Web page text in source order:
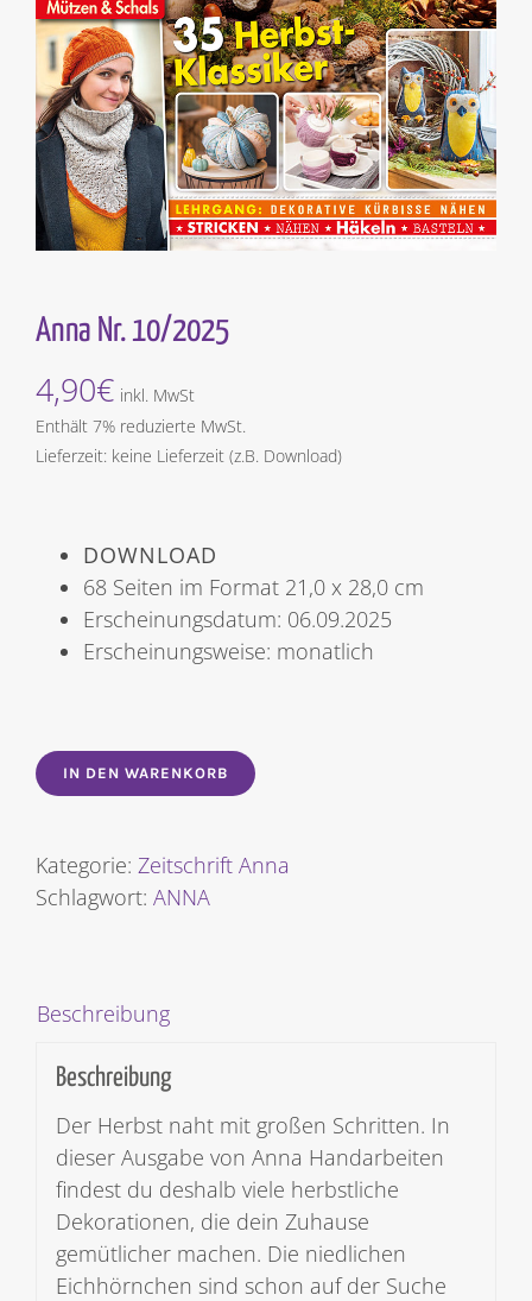
Anna Nr. 10/2025
4,90€ inkl. MwSt
Enthält 7% reduzierte MwSt.
Lieferzeit: keine Lieferzeit (z.B. Download)
DOWNLOAD
68 Seiten im Format 21,0 x 28,0 cm
Erscheinungsdatum: 06.09.2025
Erscheinungsweise: monatlich
IN DEN WARENKORB
Kategorie: Zeitschrift Anna
Schlagwort: ANNA
Beschreibung
Beschreibung
Der Herbst naht mit großen Schritten. In
dieser Ausgabe von Anna Handarbeiten
findest du deshalb viele herbstliche
Dekorationen, die dein Zuhause
gemütlicher machen. Die niedlichen
Eichhörnchen sind schon auf der Suche